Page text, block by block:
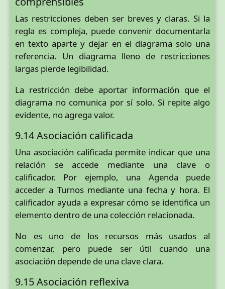
Las restricciones deben ser breves y claras. Si la
regla es compleja, puede convenir documentarla
en texto aparte y dejar en el diagrama solo una
referencia. Un diagrama lleno de restricciones
largas pierde legibilidad.
La restricción debe aportar información que el
diagrama no comunica por sí solo. Si repite algo
evidente, no agrega valor.
9.14 Asociación calificada
Una asociación calificada permite indicar que una
relación se accede mediante una clave o
calificador. Por ejemplo, una Agenda puede
acceder a Turnos mediante una fecha y hora. El
calificador ayuda a expresar cómo se identifica un
elemento dentro de una colección relacionada.
No es uno de los recursos más usados al
comenzar, pero puede ser útil cuando una
asociación depende de una clave clara.
9.15 Asociación reflexiva